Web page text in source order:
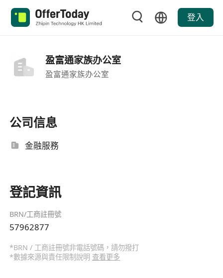
登入
盈富通家族办公室
盈富通家族办公室
公司信息
金融服務
登記資訊
BRN/工商註冊號
57962877
*BRN / 工商註冊號非電話號碼，請勿撥打
*數據來源與責任限制說明 查看更多